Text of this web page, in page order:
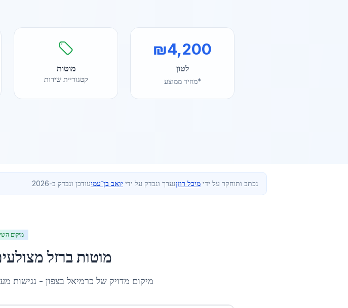
₪4,200
לטון
*מחיר ממוצע
מוטות
קטגוריית שירות
נכתב ותוחקר על ידי מיכל רוזןנערך ונבדק על ידי יואב בן־עמיעודכן ונבדק ב-2026
מיקום
מוטות ברזל
מיקום מדויק של כרמיאל בצפון - נגישות